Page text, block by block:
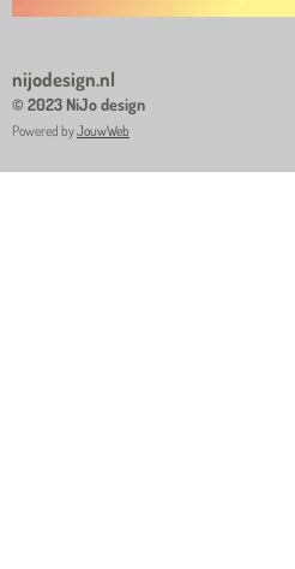
nijodesign.nl
© 2023 NiJo design
Powered byJouwWeb